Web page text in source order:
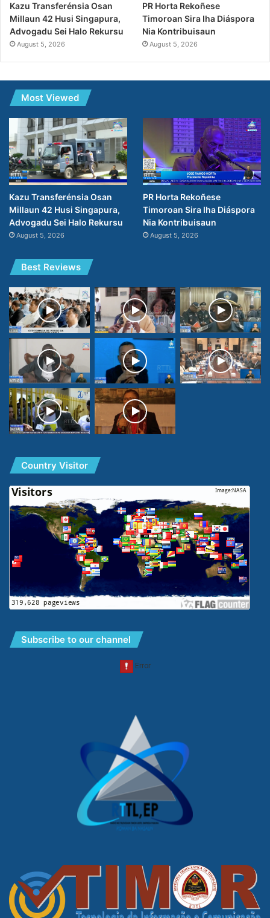
Kazu Transferénsia Osan
Millaun 42 Husi Singapura,
Advogadu Sei Halo Rekursu
August 5, 2026
PR Horta Rekoñese
Timoroan Sira Iha Diáspora
Nia Kontribuisaun
August 5, 2026
Most Viewed
Kazu Transferénsia Osan
Millaun 42 Husi Singapura,
Advogadu Sei Halo Rekursu
August 5, 2026
PR Horta Rekoñese
Timoroan Sira Iha Diáspora
Nia Kontribuisaun
August 5, 2026
Best Reviews
Country Visitor
Subscribe to our channel